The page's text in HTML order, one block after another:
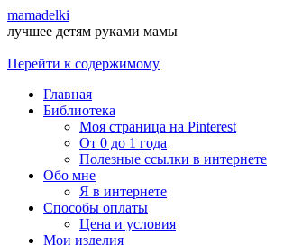
mamadelki
лучшее детям руками мамы
Перейти к содержимому
Главная
Библиотека
Моя страница на Pinterest
От 0 до 1 года
Полезные ссылки в интернете
Обо мне
Я в интернете
Способы оплаты
Цена и условия
Мои изделия